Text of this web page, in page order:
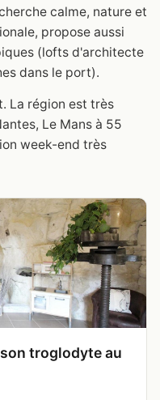
calme, nature et
propose aussi
(lofts d'architecte
dans le port).
La région est très
Le Mans à 55
week-end très
troglodyte au